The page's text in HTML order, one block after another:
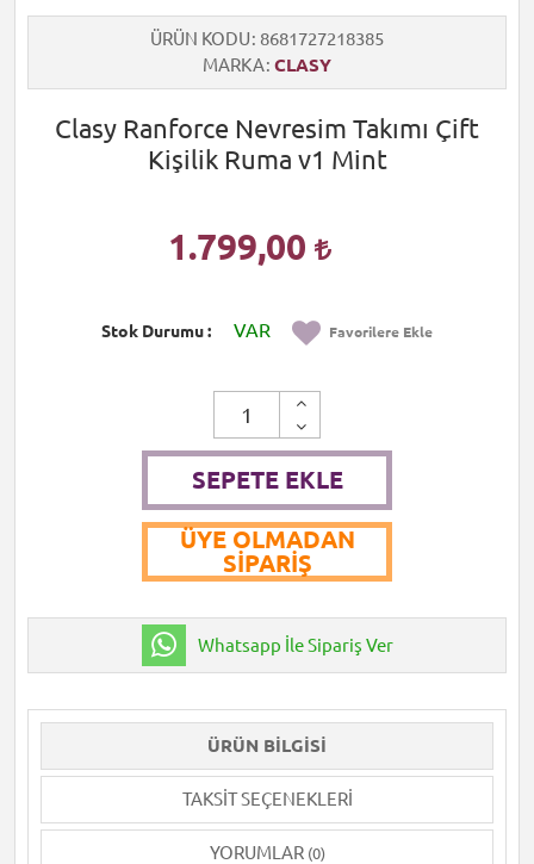
ÜRÜN KODU 8681727218385
MARKA CLASY
Clasy Ranforce Nevresim Takımı Çift
Kişilik Ruma v1 Mint
1.799,00
Stok Durumu VAR Favorilere Ekle
SEPETE EKLE
ÜYE OLMADAN
SIPARIŞ
Whatsapp İle Sipariş Ver
ÜRÜN BILGISI
TAKSIT SEÇENEKLERI
YORUMLAR (0)